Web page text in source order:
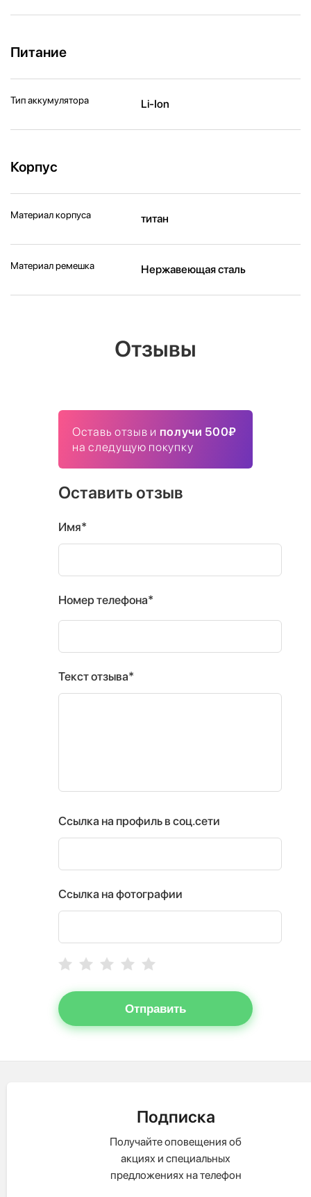
Питание
Тип аккумулятора Li-Ion
Корпус
Материал корпуса титан
Материал ремешка Нержавеющая сталь
Отзывы
Оставь отзыв и получи 500₽
на следущую покупку
Оставить отзыв
Имя*
Номер телефона*
Текст отзыва*
Ссылка на профиль в соц.сети
Ссылка на фотографии
Отправить
Подписка
Получайте оповещения об
акциях и специальных
предложениях на телефон